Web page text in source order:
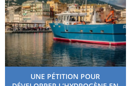
UNE PÉTITION POUR